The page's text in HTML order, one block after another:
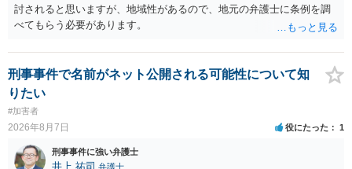
討されると思いますが、地域性があるので、地元の弁護士に条例を調
べてもらう必要があります。
刑事事件で名前がネット公開される可能性について知
りたい
#加害者
2026年8月7日 役にたった 1
刑事事件に強い弁護士
井上 祐司 弁護士